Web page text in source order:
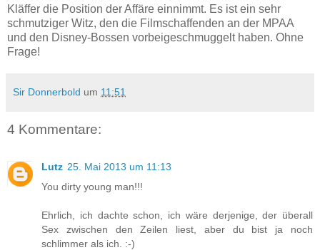
Kläffer die Position der Affäre einnimmt. Es ist ein sehr
schmutziger Witz, den die Filmschaffenden an der MPAA
und den Disney-Bossen vorbeigeschmuggelt haben. Ohne
Frage!
Sir Donnerbold um 11:51
4 Kommentare:
Lutz 25. Mai 2013 um 11:13
You dirty young man!!!
Ehrlich, ich dachte schon, ich wäre derjenige, der überall
Sex zwischen den Zeilen liest, aber du bist ja noch
schlimmer als ich. :-)